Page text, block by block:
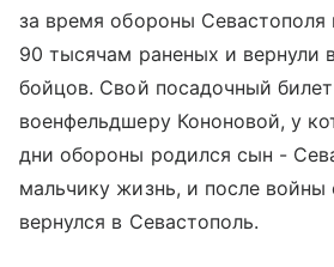
за время обороны Севастополя
90 тысячам раненых и вернули
бойцов. Свой посадочный
военфельдшеру Кононовой, у
дни обороны родился сын -
мальчику жизнь, и после
вернулся в Севастополь.